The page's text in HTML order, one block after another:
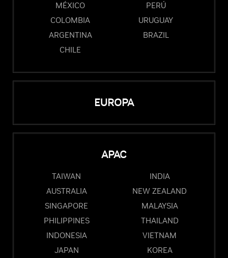
MÉXICO
PERÚ
COLOMBIA
URUGUAY
ARGENTINA
BRAZIL
CHILE
EUROPA
APAC
TAIWAN
INDIA
AUSTRALIA
NEW ZEALAND
SINGAPORE
MALAYSIA
PHILIPPINES
THAILAND
INDONESIA
VIETNAM
JAPAN
KOREA